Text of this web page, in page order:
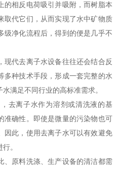
的相反电荷吸引并吸附，而树脂本
取代它们，从而实现了水中矿物质
级净化流程后，得到的便是几乎不
代去离子水设备往往还会结合反
多种技术手段，形成一套完整的水
满足不同行业的高标准需求。
离子水作为溶剂或清洗液的基
准确性。即使是微量的污染物也可
因此，使用去离子水可以有效避免
。
原料洗涤、生产设备的清洁都需